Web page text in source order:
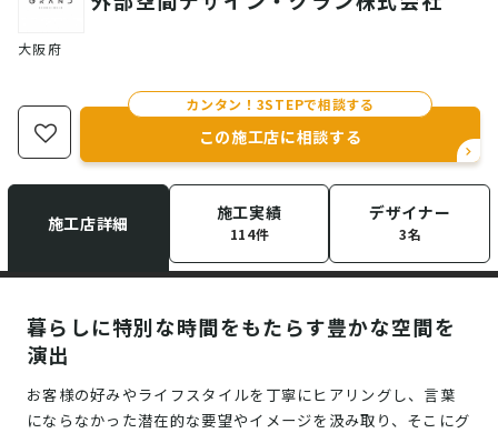
大阪府
施工店詳細 施工実績
114件
デザイナー
3名
カンタン！3STEPで相談する
この施工店に相談する
暮らしに特別な時間をもたらす豊かな空間を
演出
お客様の好みやライフスタイルを丁寧にヒアリングし、言葉
にならなかった潜在的な要望やイメージを汲み取り、そこにグ